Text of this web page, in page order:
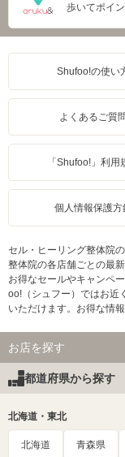
歩いてポイ
Shufoo!の使い
よくあるご質
「Shufoo!」利用
個人情報保護方
セル・ヒーリング整体院
整体院の各店舗ごとの最
お得なセールやキャンペ
oo!（シュフー）ではお近
いただけます。お得な情
お店を探す
都道府県から探す
北海道・東北
北海道 青森県